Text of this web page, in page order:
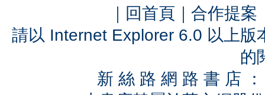
｜ 回首頁 ｜ 合作提案
請以 Internet Explorer 6.0 以上
的
新 絲 路 網 路 書 店